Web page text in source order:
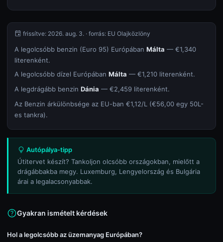
frissítve: 2026. aug. 3. · forrás: EU Olajközlöny
A legolcsóbb benzin (Euro 95) Európában Málta — €1,340
literenként.
A legolcsóbb dízel Európában Málta — €1,210 literenként.
A legdrágább benzin Dánia — €2,459 literenként.
Az Benzin árkülönbsége az EU-ban €1,12/L (€56,00 egy 50L-
es tankra).
Autópálya-tipp
Útitervet készít? Tankoljon olcsóbb országokban, mielőtt a
drágábbakba megy. Luxemburg, Lengyelország és Bulgária
árai a legalacsonyabbak.
Gyakran ismételt kérdések
Hol a legolcsóbb az üzemanyag Európában?